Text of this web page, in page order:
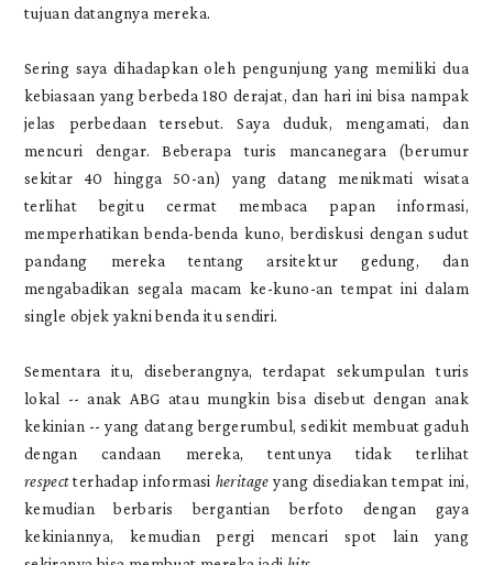
tujuan datangnya mereka.
Sering saya dihadapkan oleh pengunjung yang memiliki dua
kebiasaan yang berbeda 180 derajat, dan hari ini bisa nampak
jelas perbedaan tersebut. Saya duduk, mengamati, dan
mencuri dengar. Beberapa turis mancanegara (berumur
sekitar 40 hingga 50-an) yang datang menikmati wisata
terlihat begitu cermat membaca papan informasi,
memperhatikan benda-benda kuno, berdiskusi dengan sudut
pandang mereka tentang arsitektur gedung, dan
mengabadikan segala macam ke-kuno-an tempat ini dalam
single objek yakni benda itu sendiri.
Sementara itu, diseberangnya, terdapat sekumpulan turis
lokal -- anak ABG atau mungkin bisa disebut dengan anak
kekinian -- yang datang bergerumbul, sedikit membuat gaduh
dengan candaan mereka, tentunya tidak terlihat
respectterhadap informasi heritageyang disediakan tempat ini,
kemudian berbaris bergantian berfoto dengan gaya
kekiniannya, kemudian pergi mencari spot lain yang